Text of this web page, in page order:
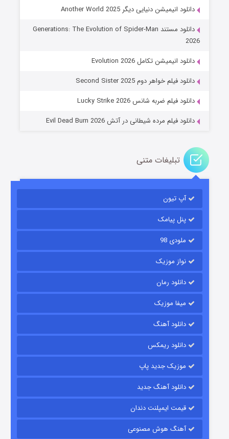
جادوگری در مغولستان
باب اسفنجی فصل ۱۷
قسمت۶ (زیرنویس) منتشر شد
قسمت۱۵ (دوبله) منتشر شد
دانلود انیمیشن دنیایی دیگر Another World 2025
دانلود مستند Generations: The Evolution of Spider-Man
2026
دانلود انیمیشن تکامل Evolution 2026
دانلود فیلم خواهر دوم Second Sister 2025
دانلود فیلم ضربه شانس Lucky Strike 2026
دانلود فیلم مرده شیطانی در آتش Evil Dead Burn 2026
تبلیغات متنی
آپ تیون
پنل پیامک
ملودی 98
نواز موزیک
دانلود رمان
میفا موزیک
دانلود آهنگ
دانلود ریمکس
موزیک جدید پاپ
دانلود آهنگ جدید
قیمت ایمپلنت دندان
آهنگ هوش مصنوعی